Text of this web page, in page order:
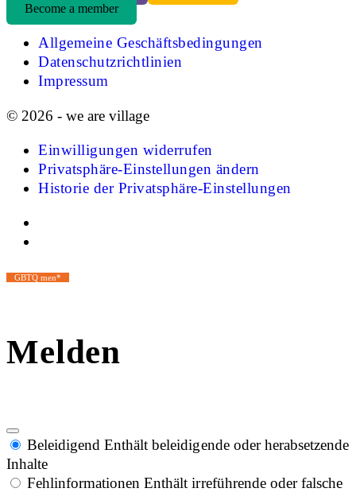
Become a member
Allgemeine Geschäftsbedingungen
Datenschutzrichtlinien
Impressum
© 2026 - we are village
Einwilligungen widerrufen
Privatsphäre-Einstellungen ändern
Historie der Privatsphäre-Einstellungen
GBTQ men*
Melden
Beleidigend Enthält beleidigende oder herabsetzende
Inhalte
Fehlinformationen Enthält irreführende oder falsche